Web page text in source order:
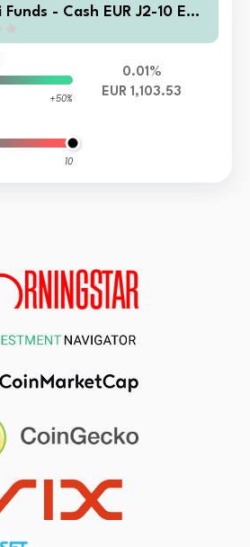
- Cash EUR J2-10 EUR
+50%
10
0.01%
EUR 1,103.53